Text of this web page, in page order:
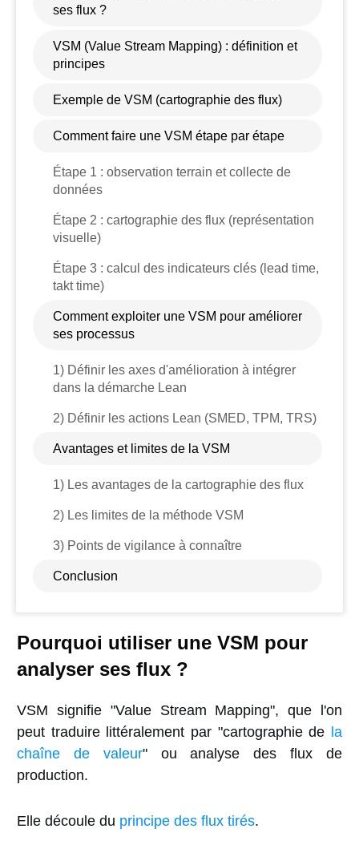
ses flux ?
VSM (Value Stream Mapping) : définition et
principes
Exemple de VSM (cartographie des flux)
Comment faire une VSM étape par étape
Étape 1 : observation terrain et collecte de
données
Étape 2 : cartographie des flux (représentation
visuelle)
Étape 3 : calcul des indicateurs clés (lead time,
takt time)
Comment exploiter une VSM pour améliorer
ses processus
1) Définir les axes d'amélioration à intégrer
dans la démarche Lean
2) Définir les actions Lean (SMED, TPM, TRS)
Avantages et limites de la VSM
1) Les avantages de la cartographie des flux
2) Les limites de la méthode VSM
3) Points de vigilance à connaître
Conclusion
Pourquoi utiliser une VSM pour
analyser ses flux ?
VSM signifie "Value Stream Mapping", que l'on
peut traduire littéralement par "cartographie de la
chaîne de valeur" ou analyse des flux de
production.
Elle découle du principe des flux tirés.